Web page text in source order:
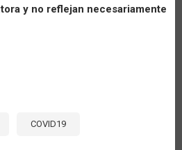
y no reflejan necesariamente
COVID19